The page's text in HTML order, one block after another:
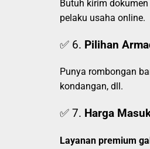
Butuh kirim
pelaku usaha online.
✅ 6. Pilihan
Punya rombongan
kondangan, dll.
✅ 7. Harga
Layanan premium